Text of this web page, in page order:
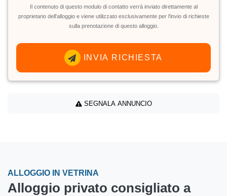
Il contenuto di questo modulo di contatto verrà inviato direttamente al
proprietario dell'alloggio e viene utilizzato esclusivamente per l'invio di richieste
sulla prenotazione di questo alloggio.
INVIA RICHIESTA
SEGNALA ANNUNCIO
ALLOGGIO IN VETRINA
Alloggio privato consigliato a